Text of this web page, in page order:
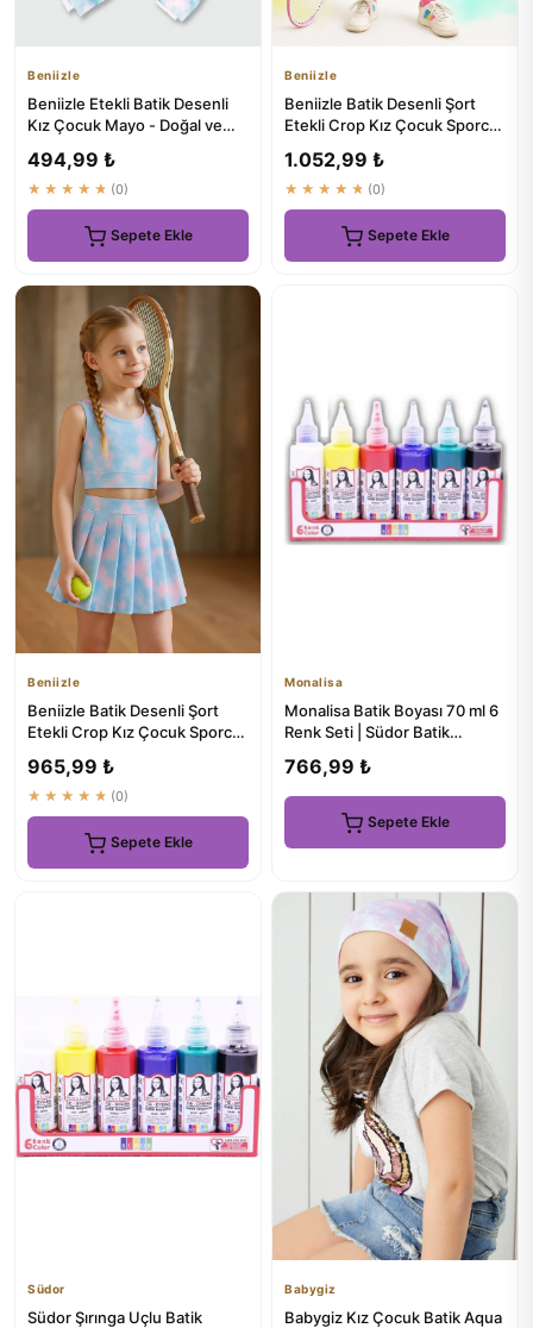
Beniizle
Beniizle Etekli Batik Desenli
Kız Çocuk Mayo - Doğal ve
494,99 ₺
★★★★★ (0)
Sepete Ekle
Beniizle
Beniizle Batik Desenli Şort
Etekli Crop Kız Çocuk Sporcu
1.052,99 ₺
★★★★★ (0)
Sepete Ekle
Beniizle
Beniizle Batik Desenli Şort
Etekli Crop Kız Çocuk Sporcu
965,99 ₺
★★★★★ (0)
Sepete Ekle
Monalisa
Monalisa Batik Boyası 70 ml 6
Renk Seti | Südor Batik
766,99 ₺
Sepete Ekle
Südor
Südor Şırınga Uçlu Batik
Babygiz
Babygiz Kız Çocuk Batik Aqua